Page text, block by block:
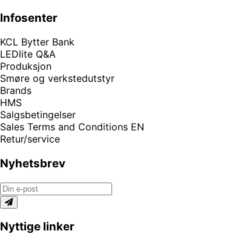
Infosenter
KCL Bytter Bank
LEDlite Q&A
Produksjon
Smøre og verkstedutstyr
Brands
HMS
Salgsbetingelser
Sales Terms and Conditions EN
Retur/service
Nyhetsbrev
Nyttige linker